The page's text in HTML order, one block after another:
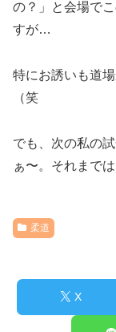
の？」と会場で
すが…
特にお誘いも道
（笑
でも、次の私の
ぁ〜。それまで
柔道
X